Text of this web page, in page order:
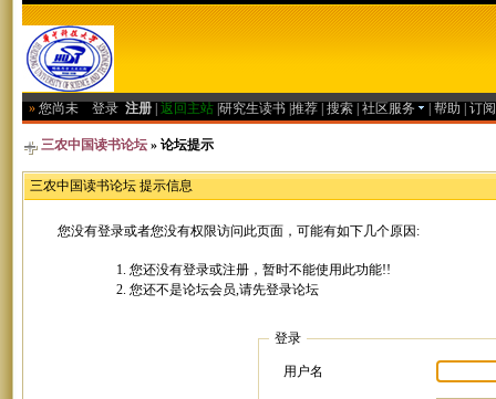
» 您尚未 登录 注册 返回主站 研究生读书 推荐 搜索 社区服务 帮助 订
三农中国读书论坛 » 论坛提示
三农中国读书论坛 提示信息
您没有登录或者您没有权限访问此页面，可能有如下几个原因:
您还没有登录或注册，暂时不能使用此功能!!
您还不是论坛会员,请先登录论坛
登录
用户名